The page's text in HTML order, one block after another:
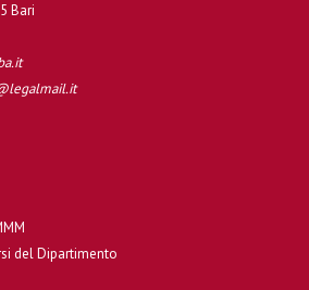
Bari
del Dipartimento